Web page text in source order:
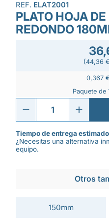
REF. ELAT2001
PLATO HOJA
REDONDO
(44,36
0,367
Paquete de
Tiempo de entrega
¿Necesitas una alternativa
equipo.
Otros
150mm